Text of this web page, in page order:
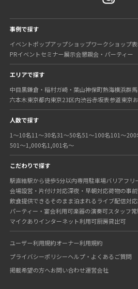
事例で探す
イベントポップアップショップワークショップ
PRイベントセミナー展示会懇親会・パーティー
エリアで探す
中目黒鎌倉・稲村ガ崎・葉山神保町熱海横浜群馬
六本木東京都内東京23区内渋谷赤坂表参道東京
人数で探す
1〜10名11〜30名31〜50名51〜100名101〜200
501〜1,000名1,001名〜
こだわりで探す
駅直結駅から徒歩5分以内専用駐車場バリアフリ
会場設営・片付け対応深夜・早朝対応荷物の事
飲食提供できるそのまま泊まれる ライブ配信対応
パーティー・宴会利用可楽器の演奏可スタッフ
マイクありインターネット利用可厨房貸出可
ユーザー利用規約オーナー利用規約
プライバシーポリシーヘルプ・よくあるご質問
掲載希望の方へお問い合わせ運営会社